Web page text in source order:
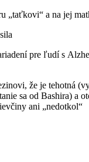
„taťkovi“ a na jej
pre ľudí s
že je tehotná
sa od Bashira) a
ani „nedotkol“